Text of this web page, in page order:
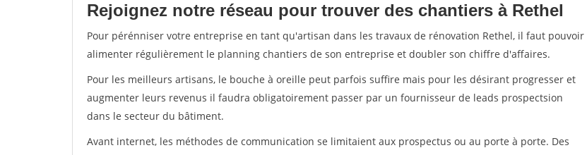
Rejoignez notre réseau pour trouver des chantiers à Rethel
Pour pérénniser votre entreprise en tant qu'artisan dans les travaux de rénovation Rethel, il faut pouvoir
alimenter régulièrement le planning chantiers de son entreprise et doubler son chiffre d'affaires.
Pour les meilleurs artisans, le bouche à oreille peut parfois suffire mais pour les désirant progresser et
augmenter leurs revenus il faudra obligatoirement passer par un fournisseur de leads prospectsion
dans le secteur du bâtiment.
Avant internet, les méthodes de communication se limitaient aux prospectus ou au porte à porte. Des